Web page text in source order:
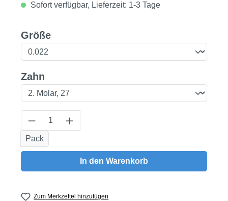
Sofort verfügbar, Lieferzeit: 1-3 Tage
Größeauswählen
Zahn
Produkt Anzahl: Gib den gewünschten
Pack
In den Warenkorb
Zum Merkzettel hinzufügen